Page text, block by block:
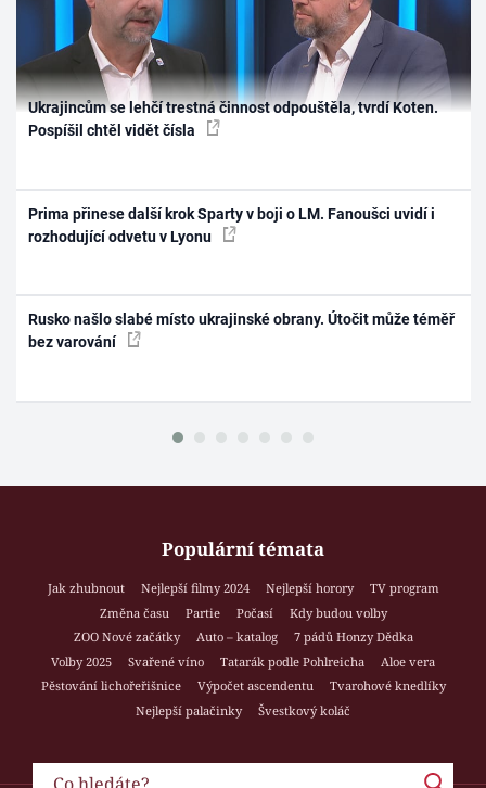
Ukrajincům se lehčí trestná činnost odpouštěla, tvrdí Koten.
Pospíšil chtěl vidět čísla
Prima přinese další krok Sparty v boji o LM. Fanoušci uvidí i
rozhodující odvetu v Lyonu
Rusko našlo slabé místo ukrajinské obrany. Útočit může téměř
bez varování
Populární témata
Jak zhubnout Nejlepší filmy 2024 Nejlepší horory
TV program
Změna času
Partie Počasí
Kdy budou volby
ZOO Nové začátky
Auto – katalog
7 pádů Honzy Dědka
Volby 2025
Svařené víno Tatarák podle Pohlreicha
Aloe vera
Pěstování lichořeřišnice
Výpočet ascendentu
Tvarohové knedlíky
Nejlepší palačinky
Švestkový koláč